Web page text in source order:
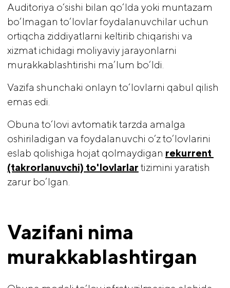
Auditoriya o‘sishi bilan qo‘lda yoki muntazam
bo‘lmagan to‘lovlar foydalanuvchilar uchun
ortiqcha ziddiyatlarni keltirib chiqarishi va
xizmat ichidagi moliyaviy jarayonlarni
murakkablashtirishi ma’lum bo‘ldi.
Vazifa shunchaki onlayn to‘lovlarni qabul qilish
emas edi.
Obuna to‘lovi avtomatik tarzda amalga
oshiriladigan va foydalanuvchi o‘z to‘lovlarini
eslab qolishiga hojat qolmaydigan rekurrent
(takrorlanuvchi) to'lovlarlar tizimini yaratish
zarur bo’lgan.
Vazifani nima
murakkablashtirgan